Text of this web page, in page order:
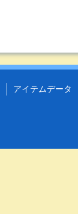
アイテムデータ